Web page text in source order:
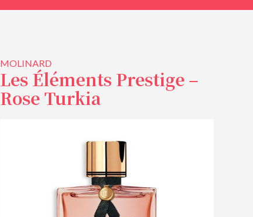
MOLINARD
Les Éléments Prestige –
Rose Turkia